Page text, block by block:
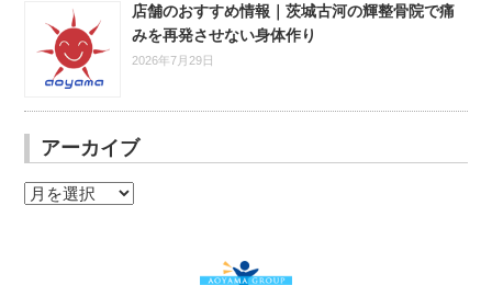
店舗のおすすめ情報｜茨城古河の輝整骨院で痛
みを再発させない身体作り
2026年7月29日
アーカイブ
ア